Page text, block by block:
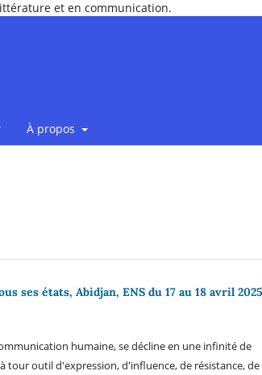
et en communication.
À propos
ses états, Abidjan, ENS du 17 au 18 avril
humaine, se décline en une infinité de
tour outil d'expression, d'influence, de résistance, de